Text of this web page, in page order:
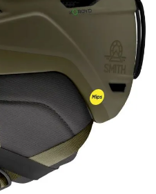
in dit model
CE EN 1077:2007 CLASS B
beschikbaar